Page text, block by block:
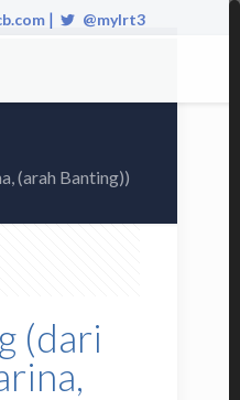
| @mylrt3
(arah Banting))
(dari